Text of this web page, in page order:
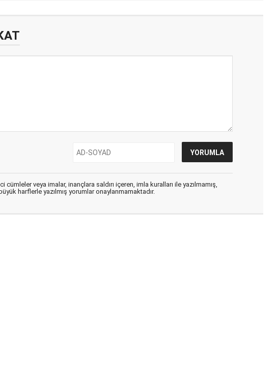
cümleler veya imalar, inançlara saldırı içeren, imla kuralları ile yazılmamış,
harflerle yazılmış yorumlar onaylanmamaktadır.